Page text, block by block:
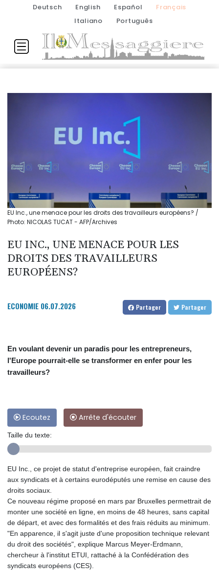
Deutsch English Español
Français
Italiano
Português
EU Inc., une menace pour les droits des travailleurs européens? /
Photo: NICOLAS TUCAT - AFP/Archives
EU INC., UNE MENACE POUR LES
DROITS DES TRAVAILLEURS
EUROPÉENS?
ECONOMIE 06.07.2026 Partager Partager
En voulant devenir un paradis pour les entrepreneurs,
l'Europe pourrait-elle se transformer en enfer pour les
travailleurs?
Ecoutez Arrête d'écouter
Taille du texte:
EU Inc., ce projet de statut d'entreprise européen, fait craindre
aux syndicats et à certains eurodéputés une remise en cause des
droits sociaux.
Ce nouveau régime proposé en mars par Bruxelles permettrait de
monter une société en ligne, en moins de 48 heures, sans capital
de départ, et avec des formalités et des frais réduits au minimum.
"En apparence, il s'agit juste d'une proposition technique relevant
du droit des sociétés", explique Marcus Meyer-Erdmann,
chercheur à l'institut ETUI, rattaché à la Confédération des
syndicats européens (CES).